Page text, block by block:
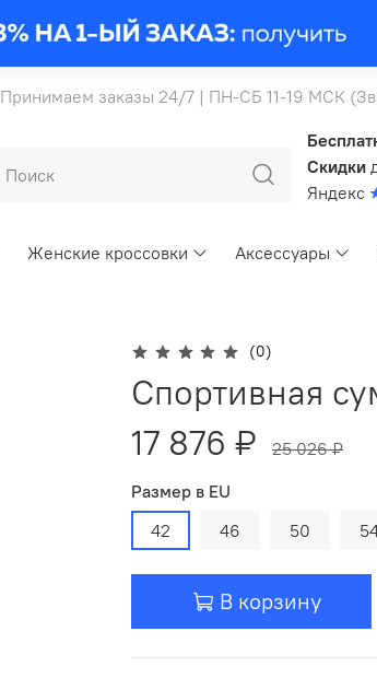
Принимаем заказы 24/7 | ПН-СБ 11-19 МСК
Скидки
Яндекс
Женские кроссовки Аксессуары
(0)
Спортивная
17 876 ₽
25 026 ₽
Размер в EU
42
46 50
В корзину